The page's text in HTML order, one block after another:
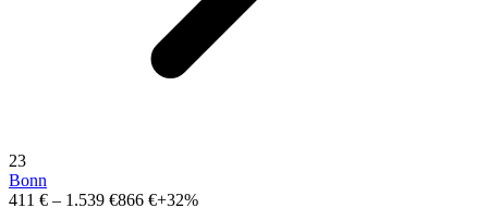
23
Bonn
411 € – 1.539 €866 €+32%